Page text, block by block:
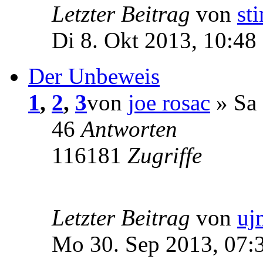
Letzter Beitrag von
Di 8. Okt 2013, 10:48
Der Unbeweis
1, 2, 3von joe rosac »
46Antworten
116181 Zugriffe
Letzter Beitrag von
Mo 30. Sep 2013,